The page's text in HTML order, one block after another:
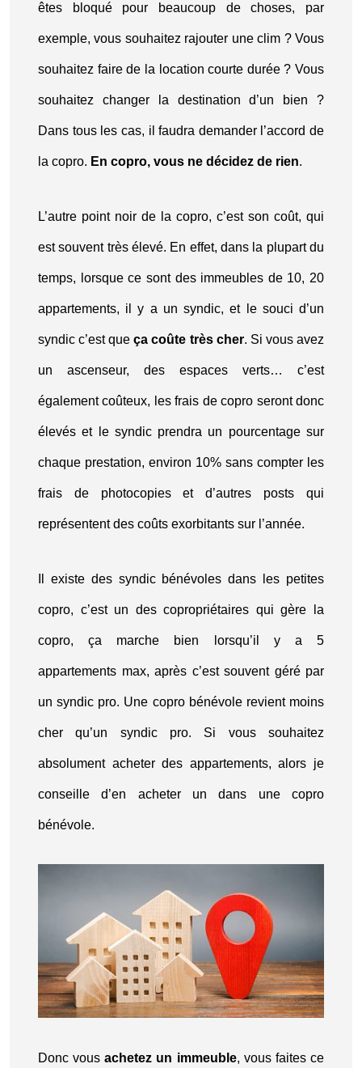
êtes bloqué pour beaucoup de choses, par
exemple, vous souhaitez rajouter une clim ? Vous
souhaitez faire de la location courte durée ? Vous
souhaitez changer la destination d’un bien ?
Dans tous les cas, il faudra demander l’accord de
la copro. En copro, vous ne décidez de rien.
L’autre point noir de la copro, c’est son coût, qui
est souvent très élevé. En effet, dans la plupart du
temps, lorsque ce sont des immeubles de 10, 20
appartements, il y a un syndic, et le souci d’un
syndic c’est queça coûte très cher. Si vous avez
un ascenseur, des espaces verts… c’est
également coûteux, les frais de copro seront donc
élevés et le syndic prendra un pourcentage sur
chaque prestation, environ 10% sans compter les
frais de photocopies et d’autres posts qui
représentent des coûts exorbitants sur l’année.
Il existe des syndic bénévoles dans les petites
copro, c’est un des copropriétaires qui gère la
copro, ça marche bien lorsqu’il y a 5
appartements max, après c’est souvent géré par
un syndic pro. Une copro bénévole revient moins
cher qu’un syndic pro. Si vous souhaitez
absolument acheter des appartements, alors je
conseille d’en acheter un dans une copro
bénévole.
Donc vousachetez un immeuble, vous faites ce